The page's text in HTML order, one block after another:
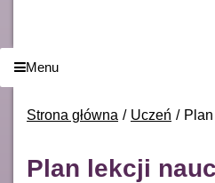
Menu
Strona główna Uczeń
Plan lekcji